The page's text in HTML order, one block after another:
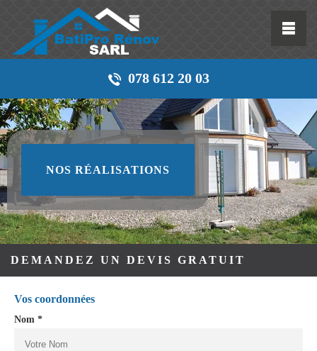
078 612 20 03
NOS RÉALISATIONS
DEMANDEZ UN DEVIS GRATUIT
Vos coordonnées
Nom *